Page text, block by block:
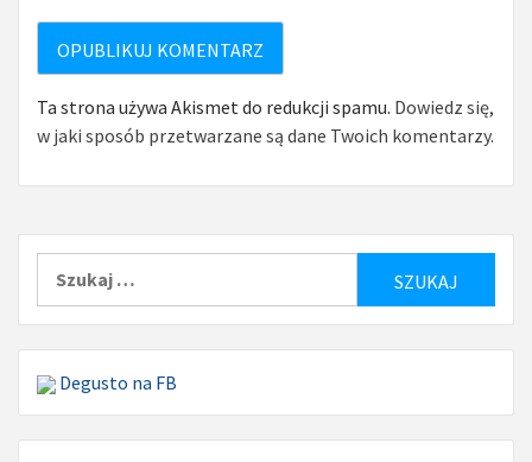
Ta strona używa Akismet do redukcji spamu. Dowiedz się,
w jaki sposób przetwarzane są dane Twoich komentarzy.
Degusto na FB